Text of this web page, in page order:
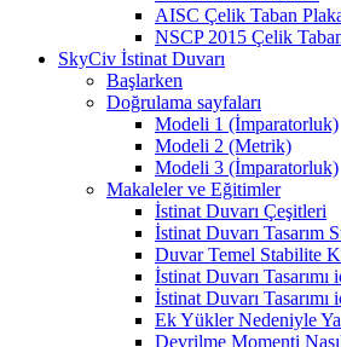
AISC Çelik Taban
NSCP 2015 Çelik Taban
SkyCiv İstinat Duvarı
Başlarken
Doğrulama sayfaları
Modeli 1 (İmparatorluk)
Modeli 2 (Metrik)
Modeli 3 (İmparatorluk)
Makaleler ve Eğitimler
İstinat Duvarı Çeşitleri
İstinat Duvarı Tasarım
Duvar Temel Stabilite
İstinat Duvarı Tasarımı
İstinat Duvarı Tasarımı
Ek Yükler Nedeniyle
Devrilme Momenti